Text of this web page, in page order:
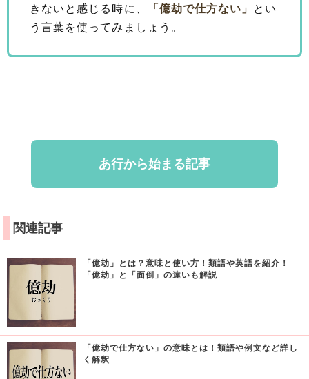
きないと感じる時に、
「億劫で仕方ない」
とい
う言葉を使ってみましょう。
あ行から始まる記事
関連記事
「億劫」とは？意味と使い方！類語や英語を紹介！
「億劫」と「面倒」の違いも解説
「億劫で仕方ない」の意味とは！類語や例文など詳し
く解釈